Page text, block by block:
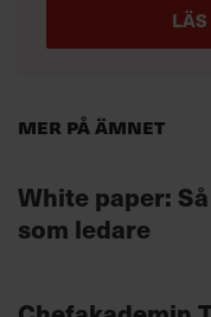
Mer på ämnet
White paper:
som ledare